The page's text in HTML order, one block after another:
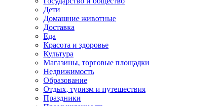
Дети
Домашние животные
Доставка
Еда
Красота и здоровье
Культура
Магазины, торговые площадки
Недвижимость
Образование
Отдых, туризм и путешествия
Праздники